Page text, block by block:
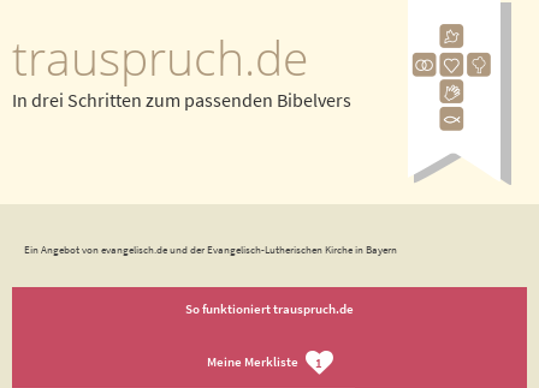
trauspruch.de
In drei Schritten zum passenden Bibelvers
Ein Angebot von evangelisch.de und der Evangelisch-Lutherischen Kirche in Bayern
So funktioniert trauspruch.de
Meine Merkliste 1